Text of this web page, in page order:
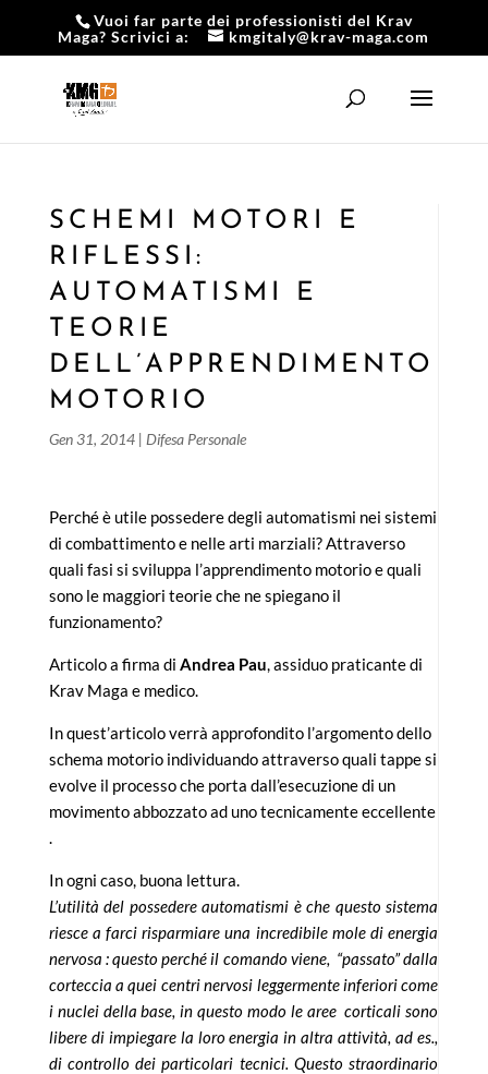
Vuoi far parte dei professionisti del Krav
Maga? Scrivici a:
kmgitaly@krav-maga.com
SCHEMI MOTORI E
RIFLESSI:
AUTOMATISMI E
TEORIE
DELL’APPRENDIMENTO
MOTORIO
Gen 31, 2014| Difesa Personale
Perché è utile possedere degli automatismi nei sistemi
di combattimento e nelle arti marziali? Attraverso
quali fasi si sviluppa l’apprendimento motorio e quali
sono le maggiori teorie che ne spiegano il
funzionamento?
Articolo a firma di Andrea Pau, assiduo praticante di
Krav Maga e medico.
In quest’articolo verrà approfondito l’argomento dello
schema motorio individuando attraverso quali tappe si
evolve il processo che porta dall’esecuzione di un
movimento abbozzato ad uno tecnicamente eccellente
.
In ogni caso, buona lettura.
L’utilità del possedere automatismi è che questo sistema
riesce a farci risparmiare una incredibile mole di energia
nervosa : questo perché il comando viene, “passato” dalla
corteccia a quei centri nervosi leggermente inferiori come
i nuclei della base, in questo modo le aree corticali sono
libere di impiegare la loro energia in altra attività, ad es.,
di controllo dei particolari tecnici. Questo straordinario